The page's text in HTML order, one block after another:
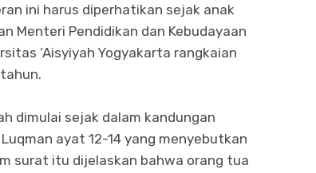
ini harus diperhatikan sejak anak
Menteri Pendidikan dan Kebudayaan
‘Aisyiyah Yogyakarta rangkaian
dimulai sejak dalam kandungan
ayat 12-14 yang menyebutkan
surat itu dijelaskan bahwa orang tua